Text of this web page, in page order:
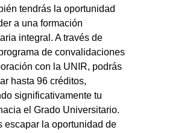
tendrás la oportunidad
a una formación
integral. A través de
de convalidaciones
con la UNIR, podrás
hasta 96 créditos,
significativamente tu
el Grado Universitario.
escapar la oportunidad de